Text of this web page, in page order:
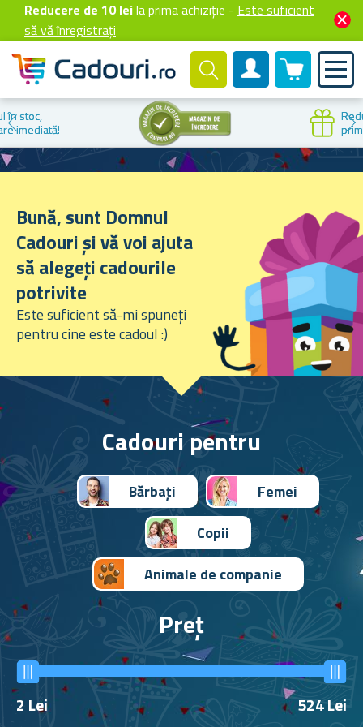
Reducere de 10 leila prima achiziție - Este suficient
să vă înregistrați
Cont client
0 produselor
Reducere la
prima cumpărare
Bună, sunt Domnul
Cadouri și vă voi ajuta
să alegeți cadourile
potrivite
Este suficient să-mi spuneți
pentru cine este cadoul :)
Cadouri pentru
Bărbați
Femei
Copii
Animale de companie
Preț
2 Lei 524Lei